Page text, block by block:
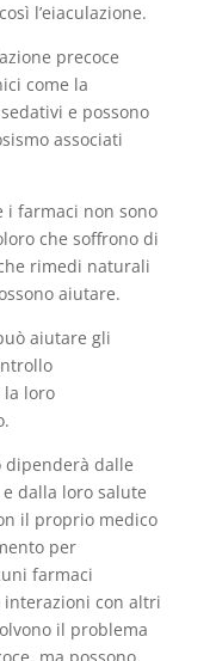
l’eiaculazione.
precoce
come la
e possono
associati
i farmaci non sono
che soffrono di
rimedi naturali
aiutare.
aiutare gli
la loro
dipenderà dalle
dalla loro salute
il proprio medico
per
farmaci
interazioni con altri
il problema